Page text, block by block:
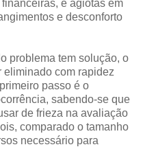
e agiotas em
e desconforto
problema tem solução, o
com rapidez
passo é o
sabendo-se que
de frieza na avaliação
comparado o tamanho
necessário para